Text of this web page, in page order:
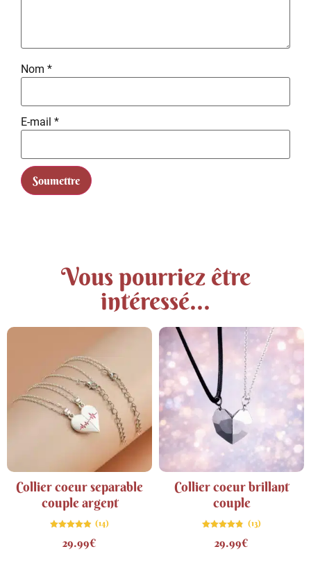
Nom *
E-mail *
Vous pourriez être
intéressé...
Collier coeur separable
couple argent
4.86
sur 5
(14)
29.99€
Collier coeur brillant
couple
4.77
sur 5
(13)
29.99€